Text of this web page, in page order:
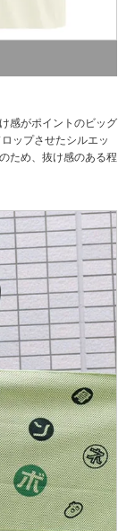
感がポイントのビッグ
ップさせたシルエッ
ため、抜け感のある程